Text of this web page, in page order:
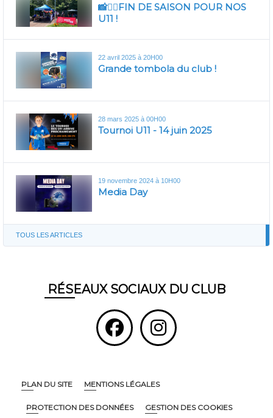
📸🤾‍♀️FIN DE SAISON POUR NOS
U11 !
22 avril 2025 à 20H00
Grande tombola du club !
28 mars 2025 à 00H00
Tournoi U11 - 14 juin 2025
19 novembre 2024 à 10H00
Media Day
TOUS LES ARTICLES
RÉSEAUX SOCIAUX DU CLUB
PLAN DU SITE MENTIONS LÉGALES
PROTECTION DES DONNÉES GESTION DES COOKIES